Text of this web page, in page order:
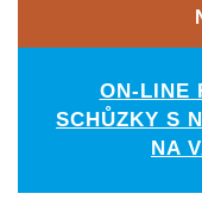
ON-LINE
SCHŮZKY S
NA